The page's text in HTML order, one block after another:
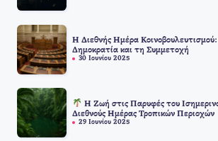
Η Διεθνής Ημέρα Κοινοβουλευτισμού:
Δημοκρατία και τη Συμμετοχή
30 Ιουνίου 2025
Η Ζωή στις Παρυφές του
Διεθνούς Ημέρας Τροπικών Περιοχών
29 Ιουνίου 2025